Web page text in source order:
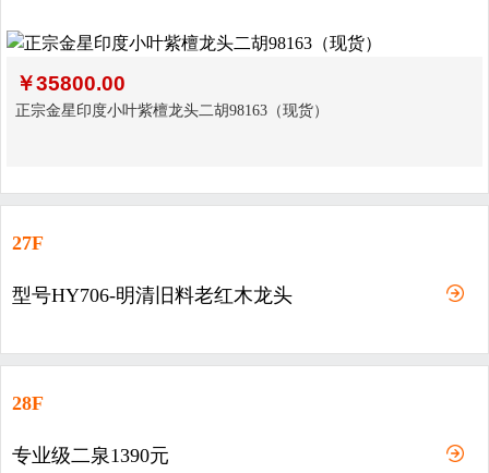
￥35800.00
正宗金星印度小叶紫檀龙头二胡98163（现货）
27F
型号HY706-明清旧料老红木龙头
28F
专业级二泉1390元